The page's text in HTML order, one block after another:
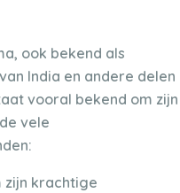
ook bekend als
India en andere delen
vooral bekend om zijn
vele
zijn krachtige